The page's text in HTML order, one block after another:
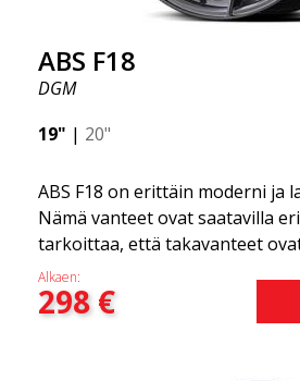
ABS F18
DGM
19" | 20"
ABS F18 on erittäin moderni ja
Nämä vanteet ovat saatavilla
tarkoittaa, että takavanteet
kuin etuvanteet. Tämä antaa
joka usein yhdistetään kilpa-
saatavilla neliömäisenä
Alkaen:
298€